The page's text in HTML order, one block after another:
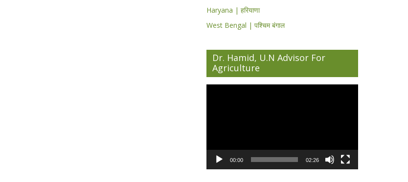
Haryana | हरियाणा
West Bengal | पश्चिम बंगाल
Dr. Hamid, U.N Advisor For
Agriculture
00:00 02:26